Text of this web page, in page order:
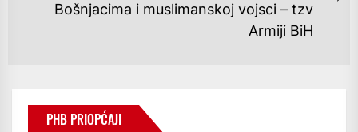
Bošnjacima i muslimanskoj vojsci – tzv
Armiji BiH
PHB PRIOPĆAJI